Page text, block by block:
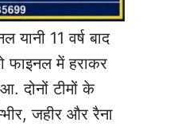
11 वर्ष बाद
फाइनल में हराकर
दोनों टीमों के
जहीर और रैना